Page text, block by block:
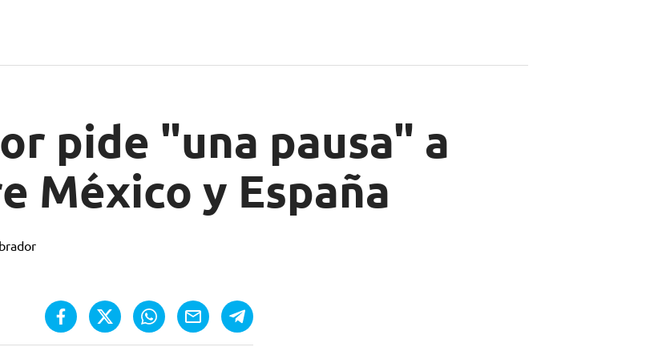
pide "una pausa" a
México y España